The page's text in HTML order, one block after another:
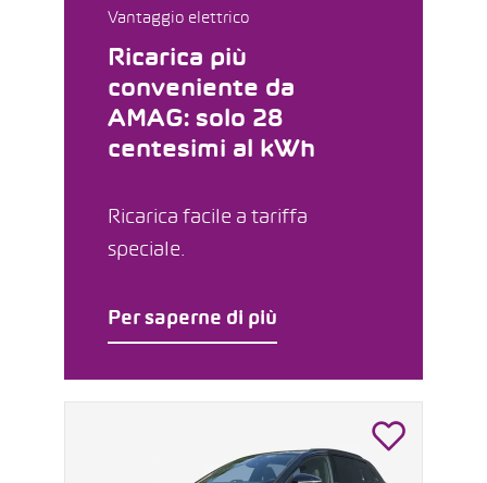
Vantaggio elettrico
Ricarica più
conveniente da
AMAG: solo 28
centesimi al kWh
Ricarica facile a tariffa
speciale.
Per saperne di più